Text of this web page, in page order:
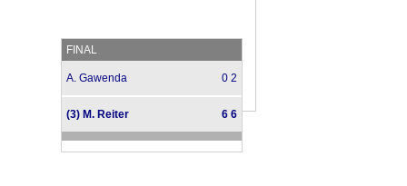
FINAL
A. Gawenda 0 2
(3) M. Reiter 6 6